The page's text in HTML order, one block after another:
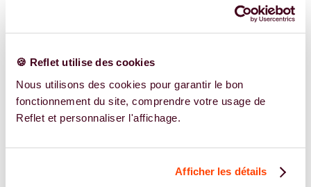
🍪 Reflet utilise des cookies
Nous utilisons des cookies pour garantir le bon
fonctionnement du site, comprendre votre usage de
Reflet et personnaliser l'affichage.
Afficher les détails